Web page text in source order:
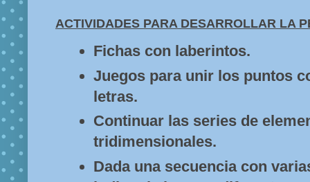
ACTIVIDADES PARA DESARROLLAR LA
Fichas con laberintos.
Juegos para unir los puntos
letras.
Continuar las series de
tridimensionales.
Dada una secuencia con